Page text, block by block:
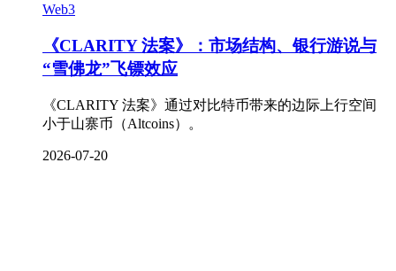
Web3
《CLARITY 法案》：市场结构、银行游说与
“雪佛龙”飞镖效应
《CLARITY 法案》通过对比特币带来的边际上行空间
小于山寨币（Altcoins）。
2026-07-20